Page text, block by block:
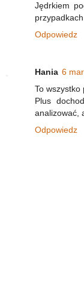
Jędrkiem
Odpowiedz
Hania 6
To wszystko
Plus
analizować,
Odpowiedz